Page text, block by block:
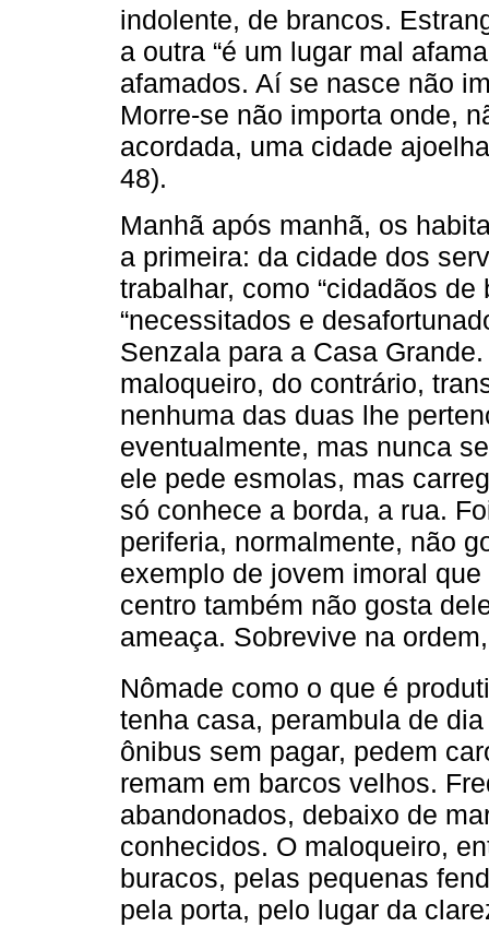
indolente, de brancos.
a outra “é um lugar mal
afamados. Aí se nasce não
Morre-se não importa onde,
acordada, uma cidade
48).
Manhã após manhã, os
a primeira: da cidade dos
trabalhar, como “cidadãos
“necessitados e
Senzala para a Casa
maloqueiro, do contrário,
nenhuma das duas lhe
eventualmente, mas nunca
ele pede esmolas, mas
só conhece a borda, a rua.
periferia, normalmente, não
exemplo de jovem imoral
centro também não gosta
ameaça. Sobrevive na
Nômade como o que é
tenha casa, perambula de
ônibus sem pagar, pedem
remam em barcos velhos.
abandonados, debaixo de
conhecidos. O maloqueiro,
buracos, pelas pequenas
pela porta, pelo lugar da